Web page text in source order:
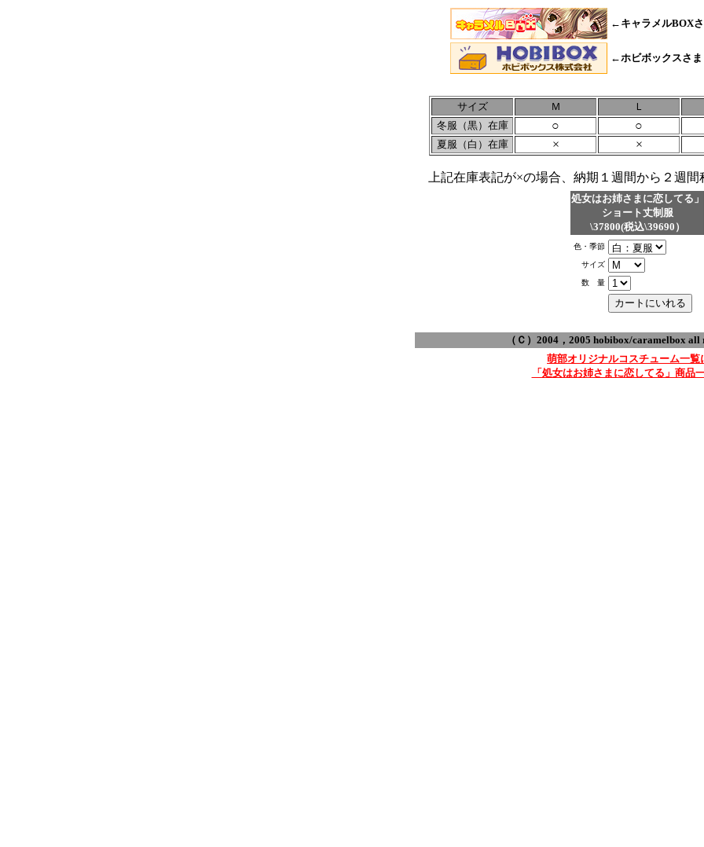
←キャラメルBOX
←ホビボックスさ
サイズ Ｍ Ｌ
冬服（黒）在庫
○ ○
夏服（白）在庫 × ×
上記在庫表記が×の場合、納期１週間から２週間
処女はお姉さまに恋してる」
ショート丈制服
\37800(税込\39690）
色・季節
サイズ
数 量
（Ｃ）2004，2005 hobibox/caramelbox all
萌部オリジナルコスチューム一覧
「処女はお姉さまに恋してる」商品